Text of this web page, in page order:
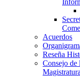
Acuerdos
Reseña
Consejo de
Magistratura